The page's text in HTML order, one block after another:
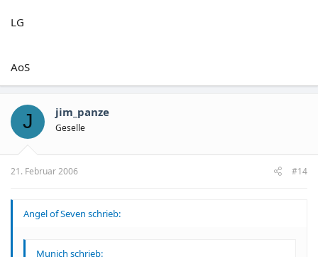
LG
AoS
J jim_panze
Geselle
21. Februar 2006 #14
Angel of Seven schrieb:
Munich schrieb: